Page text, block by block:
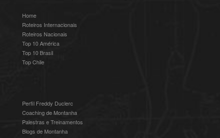
Home
Roteiros Internacionais
Roteiros Nacionais
Top 10 América
Top 10 Brasil
Top Chile
Perfil Freddy Duclerc
Coaching de Montanha
Palestras e Treinamentos
Blogs de Montanha